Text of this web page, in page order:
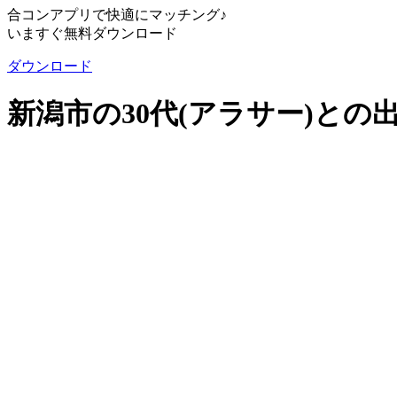
合コンアプリで快適にマッチング♪
いますぐ無料ダウンロード
ダウンロード
新潟市の30代(アラサー)との